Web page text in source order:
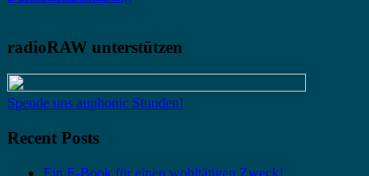
radioRAW unterstützen
Spende uns auphonic Stunden!
Recent Posts
Ein E-Book für einen wohltätigen Zweck!